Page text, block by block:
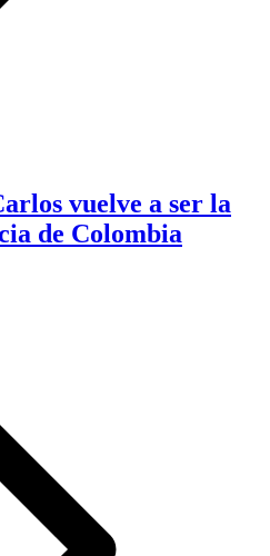
vuelve a ser la
de Colombia